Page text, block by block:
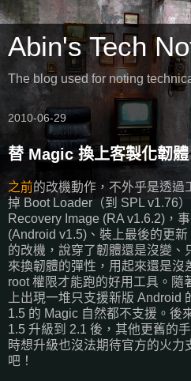
Abin's Tech
The blog used for noting
2010-06-29
替 Magic 換上客製化韌
之前的改機動作，不外乎是透過
掉 Boot Loader（到 SPL v1.76
Recovery Image (RA v1.6.2)，
(Android v1.5)、裝上最後的更
的改機，說穿了韌體還是沒變、
來換韌體的彈性，用起來還是沒
root 權限才能跑的好用工具。隨
上出現一堆只支援新版 Android
1.5 的 Magic 自然都不支援。後
1.5 升級到 2.1 後，其他更舊的
時想升級也沒法期待官方的火
吧！